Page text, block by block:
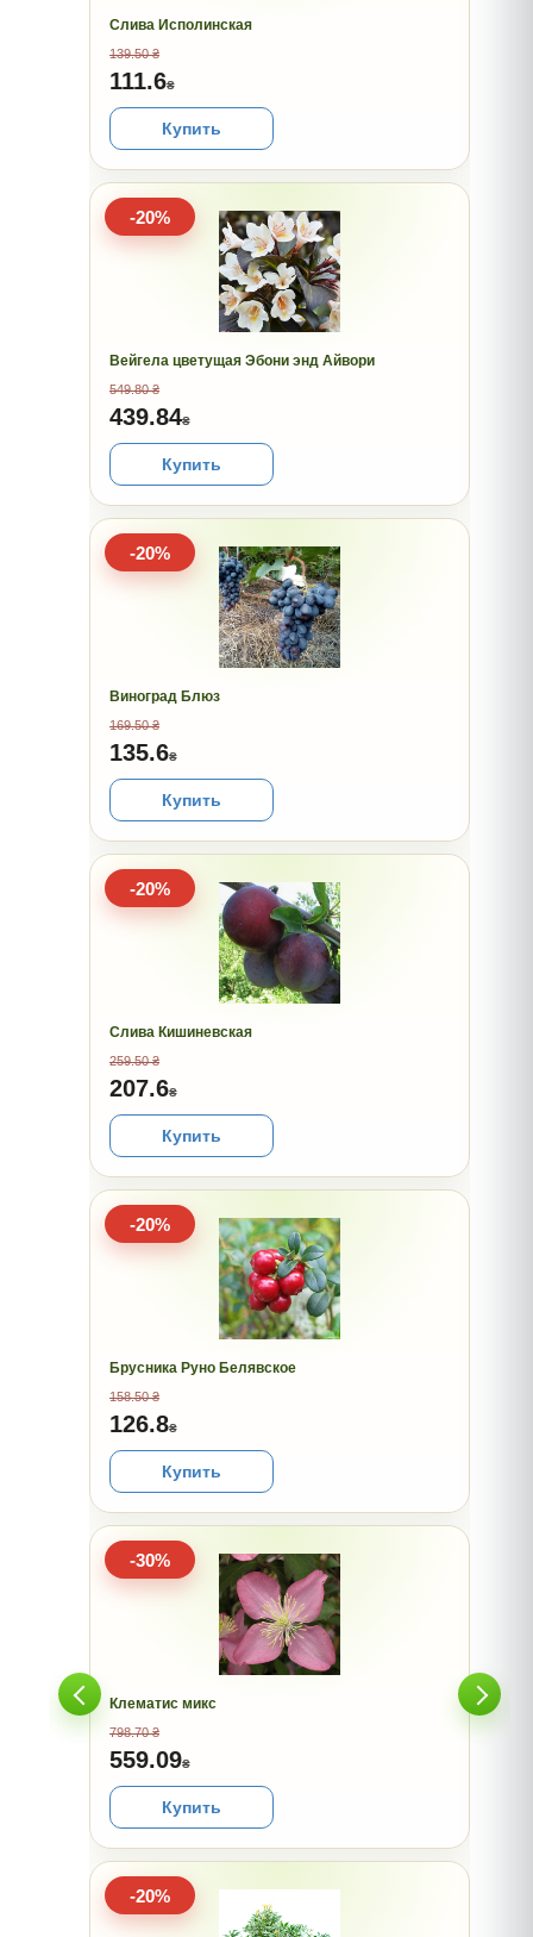
Слива Исполинская
139.50 ₴
111.6₴
Купить
-20%
Вейгела цветущая Эбони энд Айвори
549.80 ₴
439.84₴
Купить
-20%
Виноград Блюз
169.50 ₴
135.6₴
Купить
-20%
Слива Кишиневская
259.50 ₴
207.6₴
Купить
-20%
Брусника Руно Белявское
158.50 ₴
126.8₴
Купить
-30%
Клематис микс
798.70 ₴
559.09₴
Купить
-20%